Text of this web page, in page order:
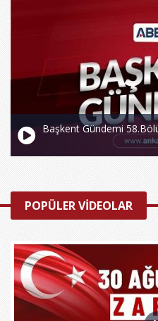
Başkent Gündemi
POPÜLER VİDEOLAR